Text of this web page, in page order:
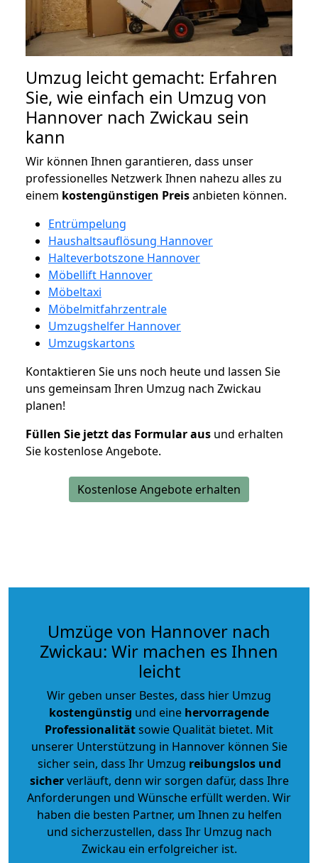
Umzug leicht gemacht: Erfahren
Sie, wie einfach ein Umzug von
Hannover nach Zwickau sein
kann
Wir können Ihnen garantieren, dass unser
professionelles Netzwerk Ihnen nahezu alles zu
einem kostengünstigen Preisanbieten können.
Entrümpelung
Haushaltsauflösung Hannover
Halteverbotszone Hannover
Möbellift Hannover
Möbeltaxi
Möbelmitfahrzentrale
Umzugshelfer Hannover
Umzugskartons
Kontaktieren Sie uns noch heute und lassen Sie
uns gemeinsam Ihren Umzug nach Zwickau
planen!
Füllen Sie jetzt das Formular aus und erhalten
Sie kostenlose Angebote.
Kostenlose Angebote erhalten
Umzüge von Hannover nach
Zwickau: Wir machen es Ihnen
leicht
Wir geben unser Bestes, dass hier Umzug
kostengünstig und eine hervorragende
Professionalitätsowie Qualität bietet. Mit
unserer Unterstützung in Hannover können Sie
sicher sein, dass Ihr Umzug reibungslos und
sicherverläuft, denn wir sorgen dafür, dass Ihre
Anforderungen und Wünsche erfüllt werden. Wir
haben die besten Partner, um Ihnen zu helfen
und sicherzustellen, dass Ihr Umzug nach
Zwickau ein erfolgreicher ist.